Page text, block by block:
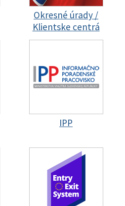
Okresné úrady /
Klientske centrá
IPP